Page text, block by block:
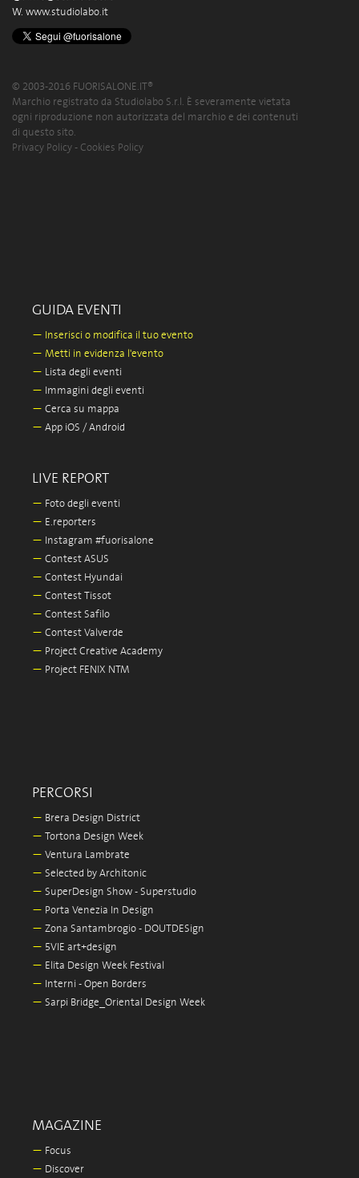
W. www.studiolabo.it
© 2003-2016 FUORISALONE.IT®
Marchio registrato da Studiolabo S.r.l. È severamente vietata
ogni riproduzione non autorizzata del marchio e dei contenuti
di questo sito.
Privacy Policy - Cookies Policy
GUIDA EVENTI
— Inserisci o modifica il tuo evento
— Metti in evidenza l'evento
— Lista degli eventi
— Immagini degli eventi
— Cerca su mappa
— App iOS / Android
LIVE REPORT
— Foto degli eventi
— E.reporters
— Instagram #fuorisalone
— Contest ASUS
— Contest Hyundai
— Contest Tissot
— Contest Safilo
— Contest Valverde
— Project Creative Academy
— Project FENIX NTM
PERCORSI
— Brera Design District
— Tortona Design Week
— Ventura Lambrate
— Selected by Architonic
— SuperDesign Show - Superstudio
— Porta Venezia In Design
— Zona Santambrogio - DOUTDESign
— 5VIE art+design
— Elita Design Week Festival
— Interni - Open Borders
— Sarpi Bridge_Oriental Design Week
MAGAZINE
— Focus
— Discover